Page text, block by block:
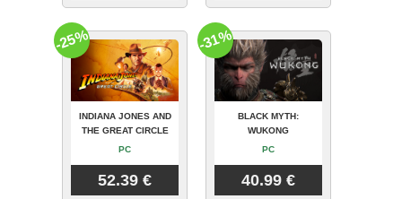
INDIANA JONES AND
THE GREAT CIRCLE
PC
52.39 €
-25%
BLACK MYTH:
WUKONG
PC
40.99 €
-31%